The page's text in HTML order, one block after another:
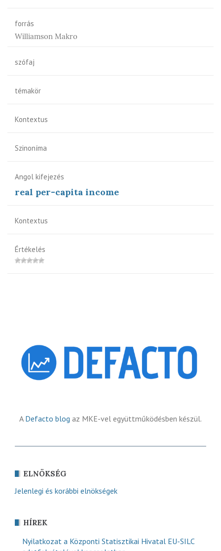
forrás
Williamson Makro
szófaj
témakör
Kontextus
Szinoníma
Angol kifejezés
real per-capita income
Kontextus
Értékelés
A Defacto blog az MKE-vel együttműködésben készül.
ELNÖKSÉG
Jelenlegi és korábbi elnökségek
HÍREK
Nyilatkozat a Központi Statisztikai Hivatal EU-SILC